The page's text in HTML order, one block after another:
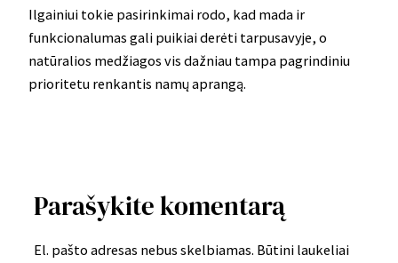
Ilgainiui tokie pasirinkimai rodo, kad mada ir
funkcionalumas gali puikiai derėti tarpusavyje, o
natūralios medžiagos vis dažniau tampa pagrindiniu
prioritetu renkantis namų aprangą.
Parašykite komentarą
El. pašto adresas nebus skelbiamas. Būtini laukeliai